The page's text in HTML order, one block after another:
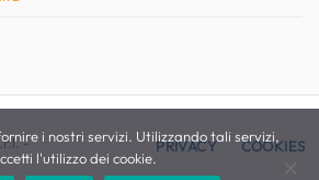
-
PRIVACY COOKIES
i nostri servizi. Utilizzando tali servizi,
l'utilizzo dei cookie.